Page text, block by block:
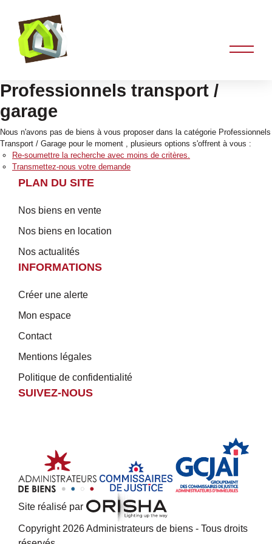
Professionnels transport /
garage
Nous n'avons pas de biens à vous proposer dans la catégorie Professionnels
Transport / Garage pour le moment , plusieurs options s'offrent à vous :
Re-soumettre la recherche avec moins de critères.
Transmettez-nous votre demande
PLAN DU SITE
Nos biens en vente
Nos biens en location
Nos actualités
INFORMATIONS
Créer une alerte
Mon espace
Contact
Mentions légales
Politique de confidentialité
SUIVEZ-NOUS
Site réalisé par
Copyright 2026 Administrateurs de biens - Tous droits